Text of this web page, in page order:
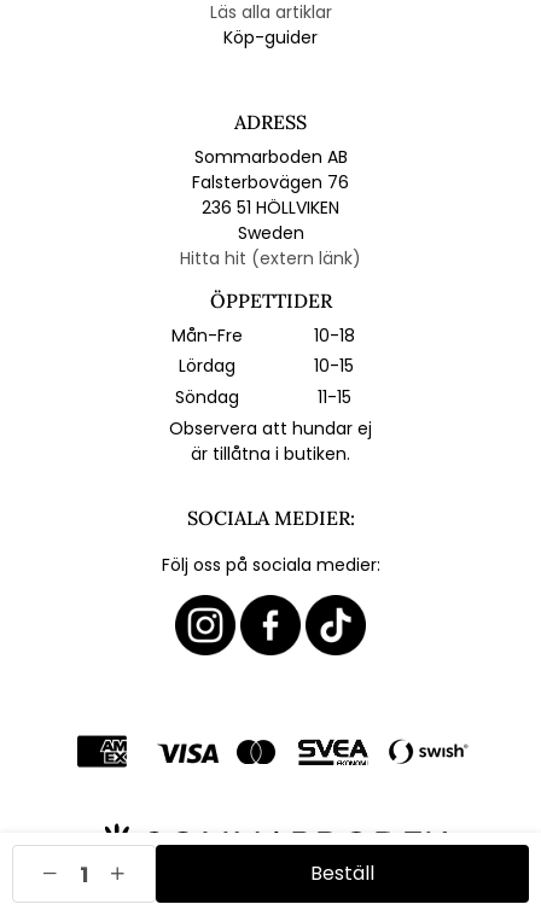
Beställ
Läs alla artiklar
Köp-guider
ADRESS
Sommarboden AB
Falsterbovägen 76
236 51 HÖLLVIKEN
Sweden
Hitta hit (extern länk)
ÖPPETTIDER
Mån-Fre
10-18
Lördag
10-15
Söndag
11-15
Observera att hundar ej
är tillåtna i butiken.
SOCIALA MEDIER:
Följ oss på sociala medier: